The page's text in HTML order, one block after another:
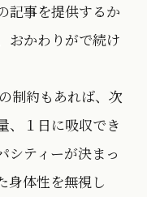
記事を提供するか
おかわりがで続け
制約もあれば、次
、１日に吸収でき
シティーが決まっ
身体性を無視し